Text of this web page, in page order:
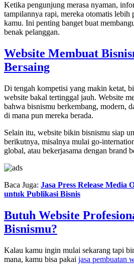
Ketika pengunjung merasa nyaman,
tampilannya rapi, mereka otomatis lebih
kamu. Ini penting banget buat
benak pelanggan.
Website Membuat
Bersaing
Di tengah kompetisi yang makin ketat,
website bakal tertinggal jauh. Website
bahwa bisnismu berkembang, modern,
di mana pun mereka berada.
Selain itu, website bikin bisnismu siap
berikutnya, misalnya mulai go-
global, atau bekerjasama dengan brand
Baca Juga: Jasa Press Release Media
untuk Publikasi Bisnis
Butuh Website
Bisnismu?
Kalau kamu ingin mulai sekarang tapi
mana, kamu bisa pakai jasa pembuatan